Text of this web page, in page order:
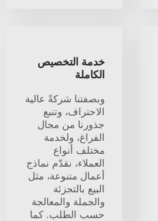
خدمة التخصيص
الكاملة
وبصفتنا شركةً عالية
الاحتراف، وتنبع
جذورنا من مجال
الفراغ، ولخدمة
مختلف أنواع
العملاء، نقدّم نماذج
أعمال متنوعة، مثل
البيع بالتجزئة
والجملة والمعالجة
حسب الطلب. كما